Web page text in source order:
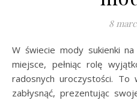
8
W świecie mody sukienki na wesele zajmują szczególne
miejsce, pełniąc rolę
radosnych uroczystości. To
zabłysnąć, prezentując